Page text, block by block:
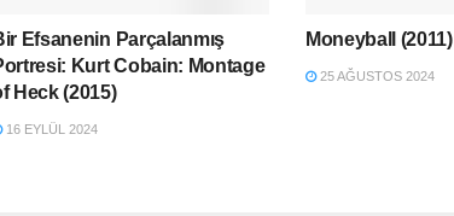
Efsanenin Parçalanmış
Kurt Cobain: Montage
Heck (2015)
16 EYLÜL 2024
Moneyball (2011)
25 AĞUSTOS 2024